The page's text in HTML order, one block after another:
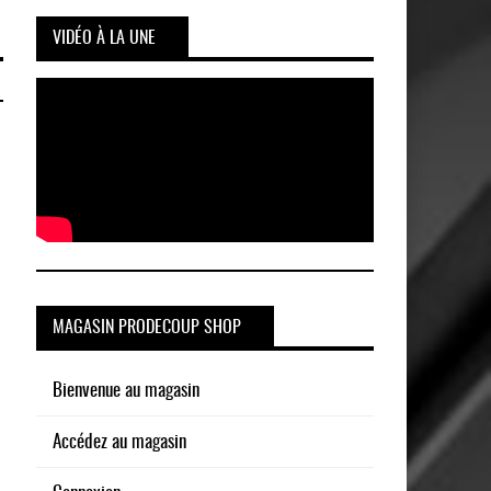
VIDÉO À LA UNE
MAGASIN PRODECOUP SHOP
Bienvenue au magasin
Accédez au magasin